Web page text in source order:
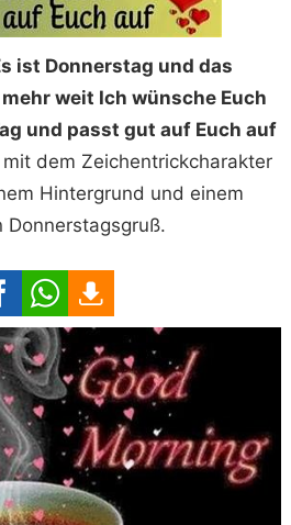
ist Donnerstag und das
weit Ich wünsche Euch
und passt gut auf Euch auf
dem Zeichentrickcharakter
Hintergrund und einem
Donnerstagsgruß.